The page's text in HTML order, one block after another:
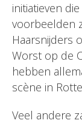
initiatieven
voorbeelden
Haarsnijders
Worst op de
hebben
scène in
Veel andere